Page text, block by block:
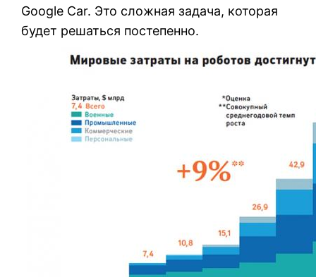
Google Car. Это сложная задача, которая
будет решаться постепенно.